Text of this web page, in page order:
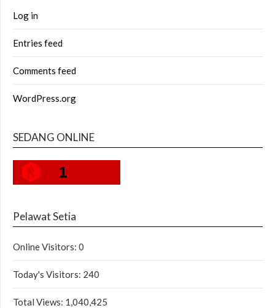
Log in
Entries feed
Comments feed
WordPress.org
SEDANG ONLINE
1
Pelawat Setia
Online Visitors: 0
Today's Visitors: 240
Total Views: 1,040,425